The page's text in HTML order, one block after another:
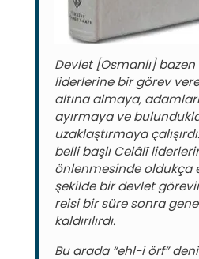
Devlet [Osmanlı] bazen
liderlerine bir görev
altına almaya,
ayırmaya ve
uzaklaştırmaya çalışırdı.
belli başlı Celâlî
önlenmesinde oldukça
şekilde bir devlet
reisi bir süre sonra
kaldırılırdı.
Bu arada “ehl-i örf”